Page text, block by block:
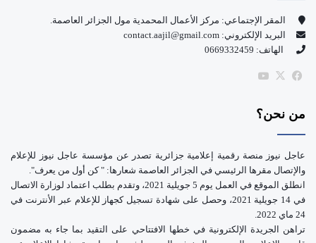
و
ك
المقر الإجتماعي: مركز الأعمال المحمدية مول الجزائر العاصمة.
البريد الإلكتروني: contact.aajil@gmail.com
الهاتف: 0669332459
فيسبوك
‫X
من نحن؟
عاجل نيوز منصة رقمية إعلامية جزائرية تصدر عن مؤسسة عاجل نيوز للإعلام
والإتصال مقرها الرئيسي في الجزائر العاصمة شعارها: " كن أول من يعرف".
انطلق الموقع في العمل يوم 5 جويلية 2021، وتقدم بطلب اعتماد لوزارة الاتصال
في 14 جويلية 2021، وحصل على شهادة تسجيل كجهاز للإعلام عبر الأنترنت في
24 ماي 2022.
تراهن الجريدة الإلكترونية في خطها الافتتاحي على التقيد بما جاء به مضمون